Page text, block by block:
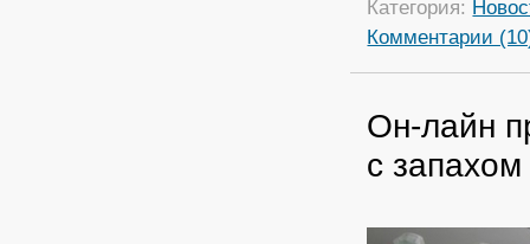
Категория:
Комментарии
Он-лайн
с